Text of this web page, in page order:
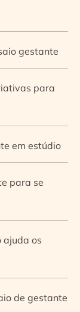
gestante
para
em estúdio
para se
ajuda os
de gestante